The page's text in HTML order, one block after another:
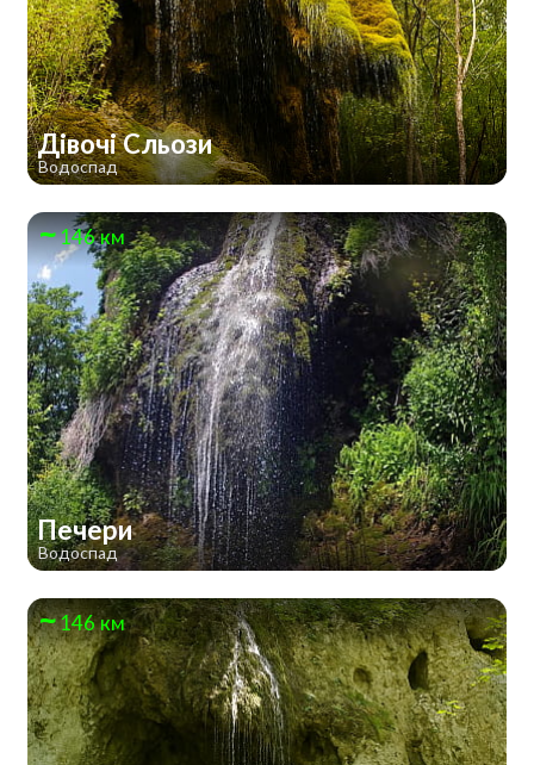
Дівочі Сльози
Водоспад
146 км
Печери
Водоспад
146 км